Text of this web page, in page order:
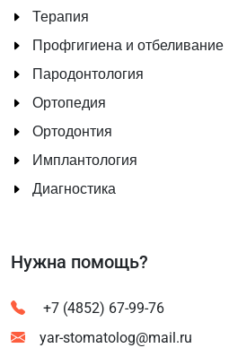
Терапия
Профгигиена и отбеливание
Пародонтология
Ортопедия
Ортодонтия
Имплантология
Диагностика
Нужна помощь?
+7 (4852) 67-99-76
yar-stomatolog@mail.ru